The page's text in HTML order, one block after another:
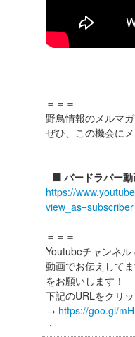
＝＝＝
野鳥情報のメルマ
ぜひ、この機会に
⬛️ バードラバー
https://
view_as=subscriber
＝＝＝
Youtubeチャンネ
動画でお伝えして
をお願いします！
下記のURLをクリ
→ https://goo.gl/
・